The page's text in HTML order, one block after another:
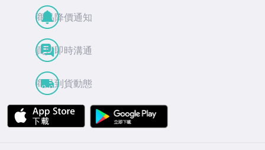
商品降價通知
買賣即時溝通
商品到貨動態
APP Store